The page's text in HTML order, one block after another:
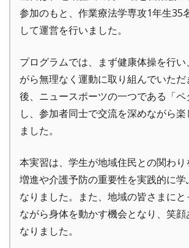
参加のもと、作業療法学専攻1年生35
して運営を行いました。
プログラムでは、まず健康体操を行
がら無理なく運動に取り組んでいた
後、ニュースポーツの一つである「
し、参加者同士で交流を深めながら楽
ました。
本実習は、学生が地域住民との関わ
増進や介護予防の重要性を実践的に学
なりました。また、地域の皆さまに
ながら身体を動かす機会となり、笑顔
なりました。